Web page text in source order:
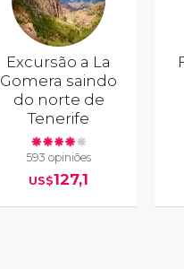
Excursão a La
Gomera saindo
do norte de
Tenerife
593 opiniões
US$127,1